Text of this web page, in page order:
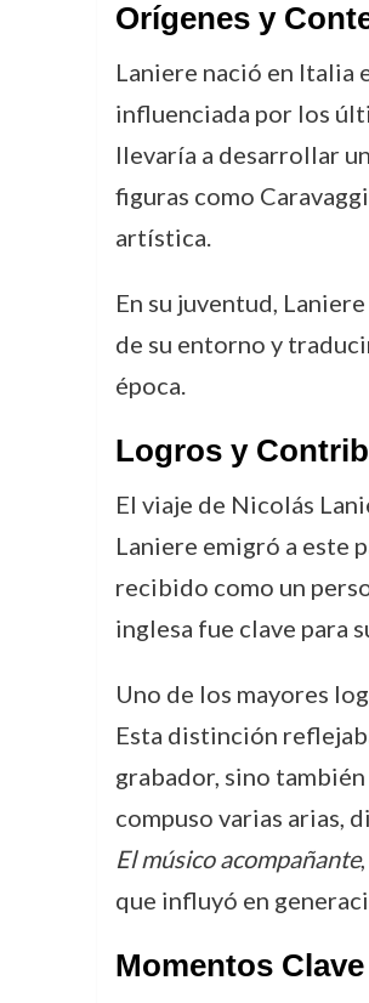
Orígenes y
Laniere nació en Italia
influenciada por los
llevaría a desarrollar
figuras como
artística.
En su juventud,
de su entorno y
época.
Logros y
El viaje de Nicolás
Laniere emigró a este
recibido como un
inglesa fue clave para
Uno de los mayores
Esta distinción
grabador, sino
compuso varias arias,
El músico acompañante
que influyó en
Momentos